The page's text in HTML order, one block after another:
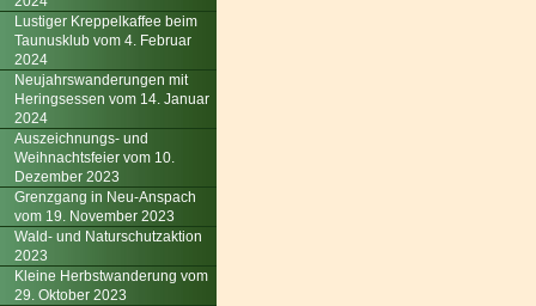
Lustiger Kreppelkaffee beim
Taunusklub vom 4. Februar
2024
Neujahrswanderungen mit
Heringsessen vom 14. Januar
2024
Auszeichnungs- und
Weihnachtsfeier vom 10.
Dezember 2023
Grenzgang in Neu-Anspach
vom 19. November 2023
Wald- und Naturschutzaktion
2023
Kleine Herbstwanderung vom
29. Oktober 2023